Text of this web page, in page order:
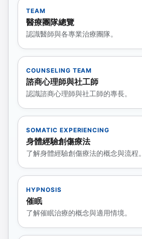
TEAM
醫療團隊總覽
認識醫師與各專業治療團隊。
COUNSELING TEAM
諮商心理師與社工師
認識諮商心理師與社工師的專長。
SOMATIC EXPERIENCING
身體經驗創傷療法
了解身體經驗創傷療法的概念與流程。
HYPNOSIS
催眠
了解催眠治療的概念與適用情境。